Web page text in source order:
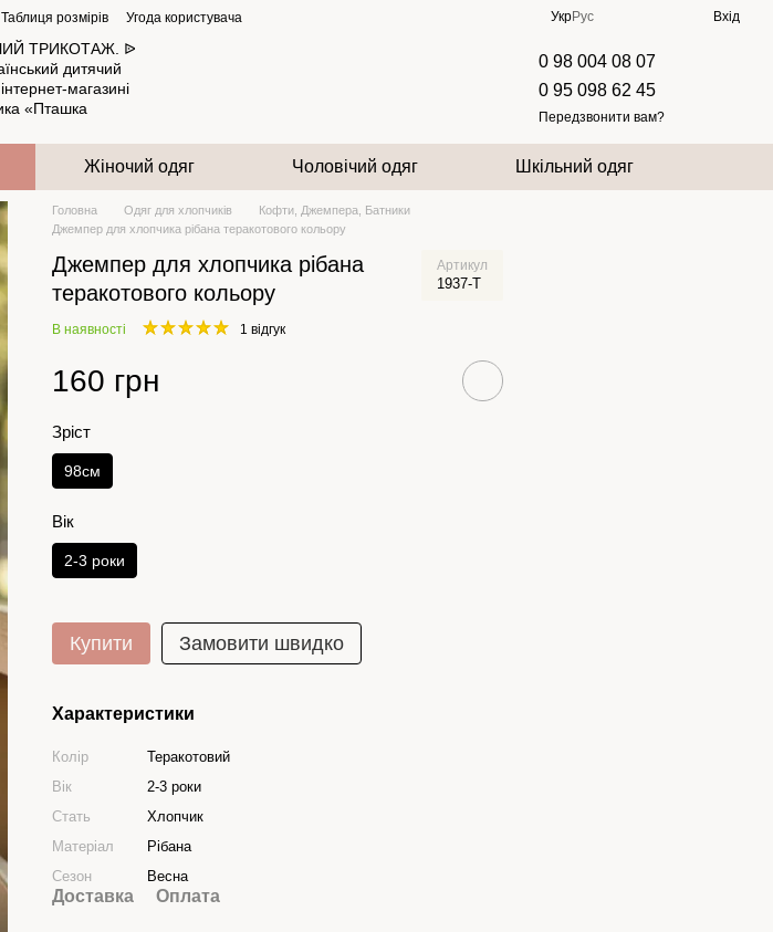
Таблиця розмірів Угода користувача УкрРус Вхід
0 98 004 08 07
0 95 098 62 45
Передзвонити вам?
Жіночий одяг Чоловічий одяг Шкільний одяг
Головна Одяг для хлопчиків
Кофти, Джемпера, Батники
Джемпер для хлопчика рібана теракотового кольору
Джемпер для хлопчика рібана
теракотового кольору
Артикул
1937-T
В наявності 1 відгук
160 грн
Зріст
98см
Вік
2-3 роки
Купити Замовити швидко
Характеристики
Колір
Теракотовий
Вік
2-3 роки
Стать
Хлопчик
Матеріал
Рібана
Сезон
Весна
Доставка Оплата